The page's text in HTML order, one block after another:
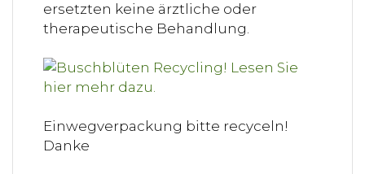
ersetzten keine ärztliche oder
therapeutische Behandlung.
Einwegverpackung bitte recyceln!
Danke